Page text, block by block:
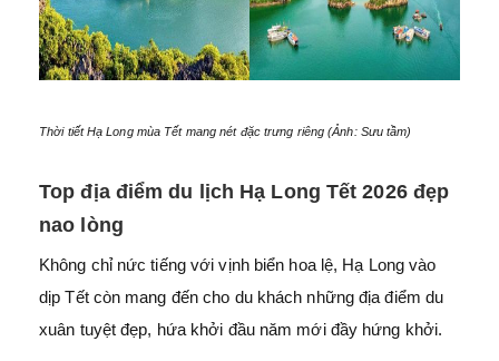
Thời tiết Hạ Long mùa Tết mang nét đặc trưng riêng (Ảnh: Sưu tầm)
Top địa điểm du lịch Hạ Long Tết 2026 đẹp
nao lòng
Không chỉ nức tiếng với vịnh biển hoa lệ, Hạ Long vào
dịp Tết còn mang đến cho du khách những địa điểm du
xuân tuyệt đẹp, hứa khởi đầu năm mới đầy hứng khởi.